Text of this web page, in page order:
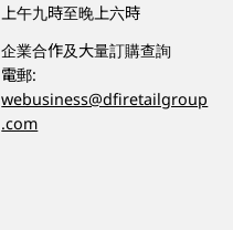
上午九時至晚上六時
企業合作及大量訂購查詢
電郵:
webusiness@dfiretailgroup
.com